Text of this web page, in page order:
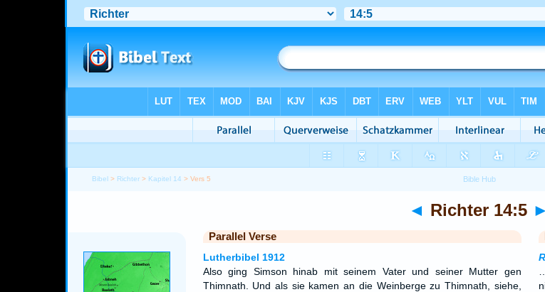
Bibel > Richter > Kapitel 14 > Vers 5
◄ Richter 14:5 ►
Parallel Verse
Lutherbibel 1912
Also ging Simson hinab mit seinem Vater und seiner Mutter gen
Thimnath. Und als sie kamen an die Weinberge zu Thimnath, siehe,